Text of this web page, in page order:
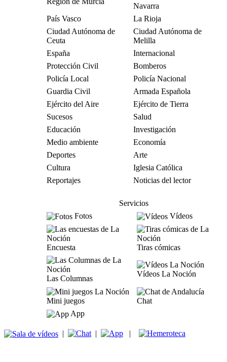
Navarra
País Vasco
La Rioja
Ciudad Autónoma de
Ceuta
Ciudad Autónoma de
Melilla
España
Internacional
Protección Civil
Bomberos
Policía Local
Policía Nacional
Guardia Civil
Armada Española
Ejército del Aire
Ejército de Tierra
Sucesos
Salud
Educación
Investigación
Medio ambiente
Economía
Deportes
Arte
Cultura
Iglesia Católica
Reportajes
Noticias del lector
Servicios
Fotos
Vídeos
Encuesta Tiras cómicas
Las Columnas
Vídeos La Noción
Mini juegos
Chat
App
| | |